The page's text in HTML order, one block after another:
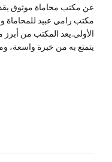
عن مكتب محاماة موثوق
مكتب رامي عبيد للمحاماة
الأولى.يعد المكتب من
يتمتع به من خبرة واسعة،